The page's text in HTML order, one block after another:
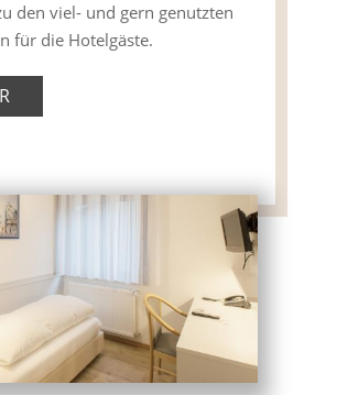
den viel- und gern genutzten
für die Hotelgäste.